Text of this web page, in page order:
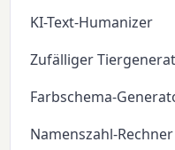
KI-Text-Humanizer
Zufälliger
Farbschema-
Namenszahl-Rechner